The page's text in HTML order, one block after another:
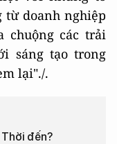
từ doanh nghiệp
chuộng các trải
sáng tạo trong
lại"./.
Thời đến?